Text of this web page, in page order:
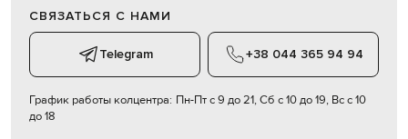
СВЯЗАТЬСЯ С НАМИ
Telegram +38 044 365 94 94
График работы колцентра: Пн-Пт с 9 до 21, Сб с 10 до 19, Вс с 10
до 18